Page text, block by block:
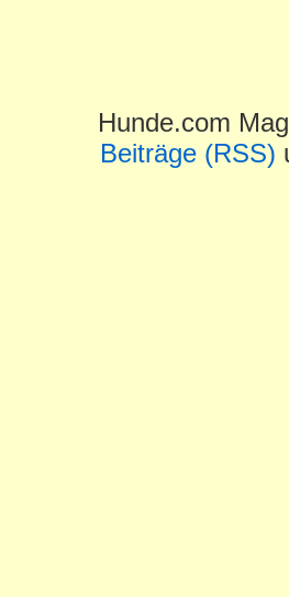
Hunde.com
Beiträge (RSS)